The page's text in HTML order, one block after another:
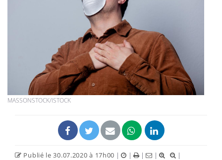
MASSONSTOCK/ISTOCK
Publié le 30.07.2020 à 17h00 | | | |
|